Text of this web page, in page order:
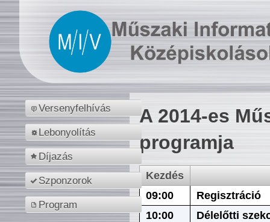
Versenyfelhívás
Lebonyolítás
Díjazás
Szponzorok
Program
A 2014-es
programja
Kezdés
09:00
Regisztráció
10:00
Délelőtti